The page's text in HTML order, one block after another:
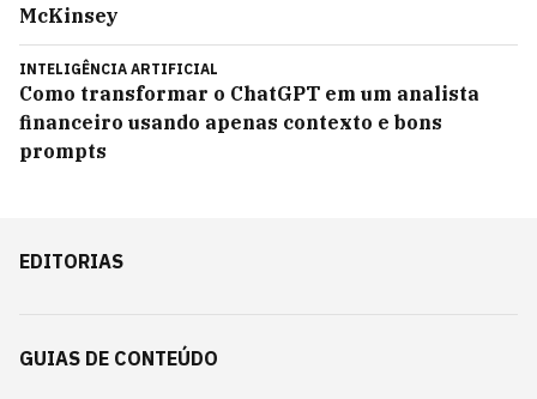
McKinsey
INTELIGÊNCIA ARTIFICIAL
Como transformar o ChatGPT em um analista
financeiro usando apenas contexto e bons
prompts
EDITORIAS
GUIAS DE CONTEÚDO